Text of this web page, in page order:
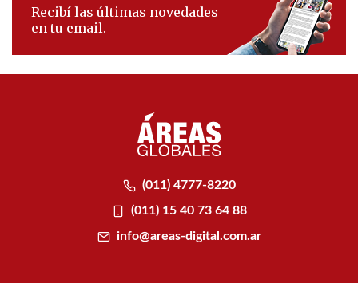
Recibí las últimas novedades
en tu email.
(011) 4777-8220
(011) 15 40 73 64 88
info@areas-digital.com.ar